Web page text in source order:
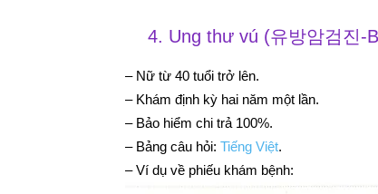
4. Ung thư vú (유방암검진-
– Nữ từ 40 tuổi trở lên.
– Khám định kỳ hai năm một lần.
– Bảo hiểm chi trả 100%.
– Bảng câu hỏi: Tiếng Việt.
– Ví dụ về phiếu khám bệnh: